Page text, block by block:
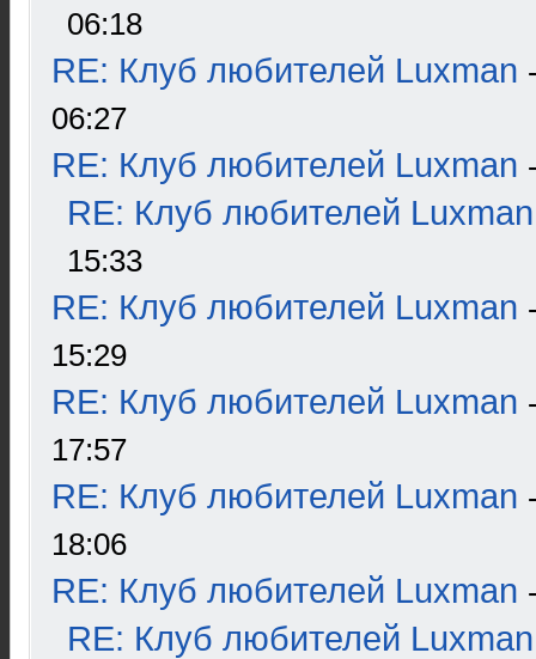
06:18
RE: Клуб любителей Luxman
06:27
RE: Клуб любителей Luxman
RE: Клуб любителей Luxman
15:33
RE: Клуб любителей Luxman
15:29
RE: Клуб любителей Luxman
17:57
RE: Клуб любителей Luxman
18:06
RE: Клуб любителей Luxman
RE: Клуб любителей Luxman